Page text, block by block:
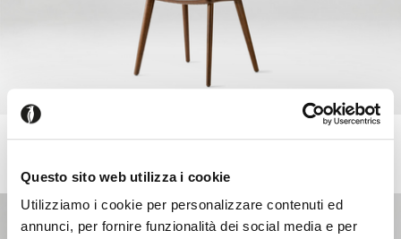
Questo sito web utilizza i cookie
Utilizziamo i cookie per personalizzare contenuti ed
annunci, per fornire funzionalità dei social media e per
ANNIE
madera